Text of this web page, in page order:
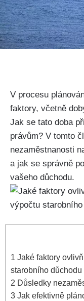
V procesu
faktory, včetně
Jak se tato doba
právům? V tomto
nezaměstnanosti
a jak se správně
vašeho důchodu.
1 Jaké faktory
starobního důchodu
2 Důsledky
3 Jak efektivně